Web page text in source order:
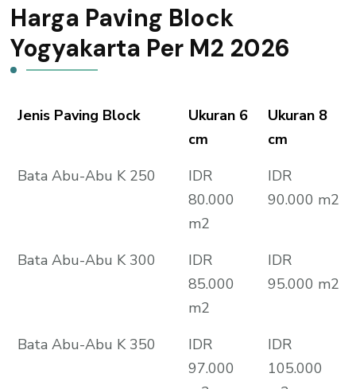
Harga Paving Block
Yogyakarta Per M2 2026
Jenis Paving Block
Ukuran 6
cm
Ukuran 8
cm
Bata Abu-Abu K 250
IDR
80.000
m2
IDR
90.000 m2
Bata Abu-Abu K 300
IDR
85.000
m2
IDR
95.000 m2
Bata Abu-Abu K 350
IDR
97.000
IDR
105.000